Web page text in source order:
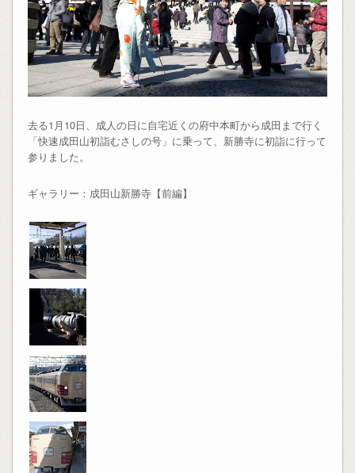
去る1月10日、成人の日に自宅近くの府中本町から成田まで行く
「快速成田山初詣むさしの号」に乗って、新勝寺に初詣に行って
参りました。
ギャラリー：成田山新勝寺【前編】